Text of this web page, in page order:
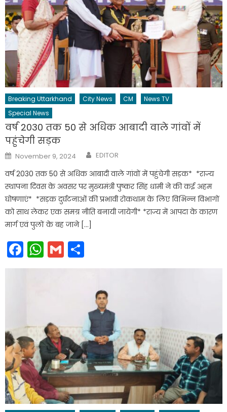
Breaking Uttarkhand City News CM
News TV
Special News
वर्ष 2030 तक 50 से अधिक आबादी वाले गांवों में
पहुंचेगी सड़क
Posted
on
November 9, 2024 Author
EDITOR
वर्ष 2030 तक 50 से अधिक आबादी वाले गांवों में पहुंचेगी सड़क* *राज्य
स्थापना दिवस के अवसर पर मुख्यमंत्री पुष्कर सिंह धामी ने की कई अहम
घोषणाएं* *सड़क दुर्घटनाओं की प्रभावी रोकथाम के लिए विभिन्न विभागों
को साथ लेकर एक समग्र नीति बनायी जायेगी* *राज्य में आपदा के कारण
मार्ग एवं पुलों के बह जाने […]
Facebook
WhatsApp
Gmail